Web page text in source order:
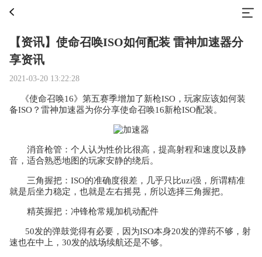
【资讯】使命召唤ISO如何配装 雷神加速器分
享资讯
2021-03-20 13:22:28
《使命召唤16》第五赛季增加了新枪ISO，玩家应该如何装
备ISO？雷神加速器为你分享使命召唤16新枪ISO配装。
消音枪管：个人认为性价比很高，提高射程和速度以及静
音，适合熟悉地图的玩家安静的绕后。
三角握把：ISO的准确度很差，几乎只比uzi强，所谓精准
就是后坐力稳定，也就是左右摇晃，所以选择三角握把。
精英握把：冲锋枪常规加机动配件
50发的弹鼓觉得有必要，因为ISO本身20发的弹药不够，射
速也在中上，30发的战场续航还是不够。